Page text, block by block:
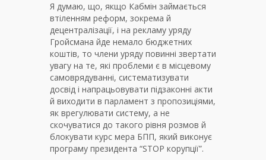
Я думаю, що, якщо Кабмін займається
втіленням реформ, зокрема й
децентралізації, і на рекламу уряду
Гройсмана йде немало бюджетних
коштів, то члени уряду повинні звертати
увагу на те, які проблеми є в місцевому
самоврядуванні, систематизувати
досвід і напрацьовувати підзаконні акти
й виходити в парламент з пропозиціями,
як врегулювати систему, а не
скочуватися до такого рівня розмов й
блокувати курс мера БПП, який виконує
програму президента “STOP корупції”.